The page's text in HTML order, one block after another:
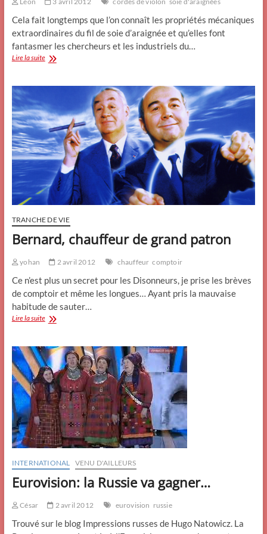
Cela fait longtemps que l’on connaît les propriétés mécaniques
extraordinaires du fil de soie d’araignée et qu’elles font
fantasmer les chercheurs et les industriels du…
Lire la suiteDes
à
soie
TRANCHE DE VIE
Bernard, chauffeur de grand patron
yohan 2 avril 2012 chauffeur comptoir
Ce n’est plus un secret pour les Disonneurs, je prise les brèves
de comptoir et même les longues… Ayant pris la mauvaise
habitude de sauter…
Lire la suiteBernard,
grand
patron
INTERNATIONAL VENU D'AILLEURS
Eurovision: la Russie va gagner…
César 2 avril 2012 eurovision russie
Trouvé sur le blog Impressions russes de Hugo Natowicz. La